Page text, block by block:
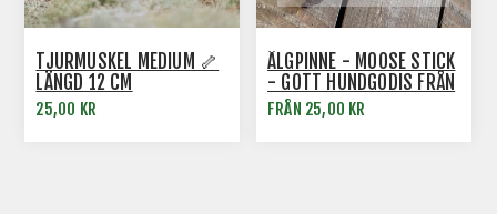
TJURMUSKEL MEDIUM 🦴
LÄNGD 12 CM
25,00 KR
ÄLGPINNE - MOOSE STICK
- GOTT HUNDGODIS FRÅN
RAUH
FRÅN 25,00 KR